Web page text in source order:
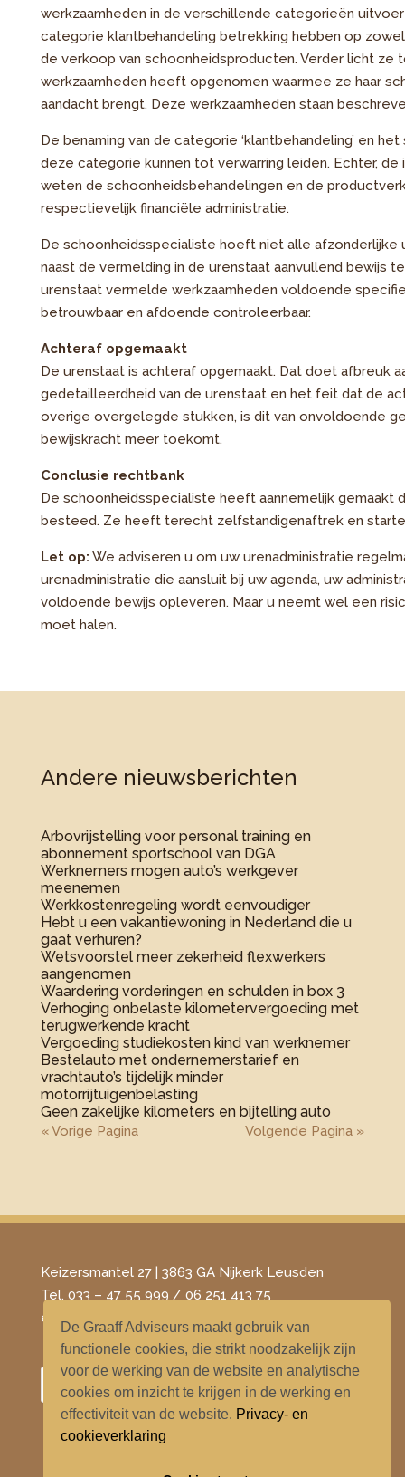
De Graaff Adviseurs maakt gebruik van
functionele cookies, die strikt noodzakelijk zijn
voor de werking van de website en analytische
cookies om inzicht te krijgen in de werking en
effectiviteit van de website. Privacy- en
cookieverklaring
werkzaamheden in de verschillende categorieën
categorie klantbehandeling betrekking hebben op
de verkoop van schoonheidsproducten. Verder licht ze
werkzaamheden heeft opgenomen waarmee ze haar
aandacht brengt. Deze werkzaamheden staan
De benaming van de categorie ‘klantbehandeling’ en
deze categorie kunnen tot verwarring leiden. Echter,
weten de schoonheidsbehandelingen en de
respectievelijk financiële administratie.
De schoonheidsspecialiste hoeft niet alle
naast de vermelding in de urenstaat aanvullend bewijs
urenstaat vermelde werkzaamheden voldoende
betrouwbaar en afdoende controleerbaar.
Achteraf opgemaakt
De urenstaat is achteraf opgemaakt. Dat doet afbreuk
gedetailleerdheid van de urenstaat en het feit dat de
overige overgelegde stukken, is dit van onvoldoende
bewijskracht meer toekomt.
Conclusie rechtbank
De schoonheidsspecialiste heeft aannemelijk gemaakt
besteed. Ze heeft terecht zelfstandigenaftrek en
Let op: We adviseren u om uw urenadministratie
urenadministratie die aansluit bij uw agenda, uw
voldoende bewijs opleveren. Maar u neemt wel een
moet halen.
Andere nieuwsberichten
Arbovrijstelling voor personal training en
abonnement sportschool van DGA
Werknemers mogen auto’s werkgever
meenemen
Werkkostenregeling wordt eenvoudiger
Hebt u een vakantiewoning in Nederland die u
gaat verhuren?
Wetsvoorstel meer zekerheid flexwerkers
aangenomen
Waardering vorderingen en schulden in box 3
Verhoging onbelaste kilometervergoeding met
terugwerkende kracht
Vergoeding studiekosten kind van werknemer
Bestelauto met ondernemerstarief en
vrachtauto’s tijdelijk minder
motorrijtuigenbelasting
Geen zakelijke kilometers en bijtelling auto
« Vorige Pagina Volgende Pagina »
Keizersmantel 27 | 3863 GA Nijkerk Leusden
Tel. 033 – 47 55 999 / 06 251 413 75
​e-mail –
info@degraaffadviseurs.nl